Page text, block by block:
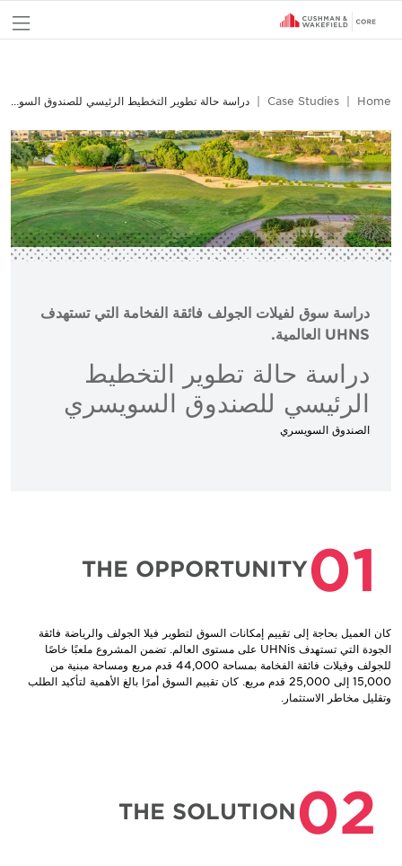
Home
Case Studies دراسة حالة تطوير التخطيط الرئيسي للصندوق السويسري
دراسة سوق لفيلات الجولف فائقة الفخامة التي تستهدف
UHNS العالمية.
دراسة حالة تطوير التخطيط
الرئيسي للصندوق السويسري
الصندوق السويسري
01
THE OPPORTUNITY
كان العميل بحاجة إلى تقييم إمكانات السوق لتطوير فيلا الجولف والرياضة فائقة
الجودة التي تستهدف UHNis على مستوى العالم. تضمن المشروع ملعبًا خاصًا
للجولف وفيلات فائقة الفخامة بمساحة 44,000 قدم مربع ومساحة مبنية من
15,000 إلى 25,000 قدم مربع. كان تقييم السوق أمرًا بالغ الأهمية لتأكيد الطلب
وتقليل مخاطر الاستثمار.
02
THE SOLUTION